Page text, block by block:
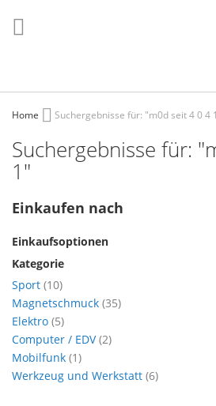
zum
Inhalt
Home Suchergebnisse für: "m0d seit 4 0 4
Suchergebnisse für:
1"
Einkaufen nach
Einkaufsoptionen
Kategorie
Sport 10Artikel
Magnetschmuck 35Artikel
Elektro 5Artikel
Computer / EDV 2Artikel
Mobilfunk 1Artikel
Werkzeug und Werkstatt 6Artikel